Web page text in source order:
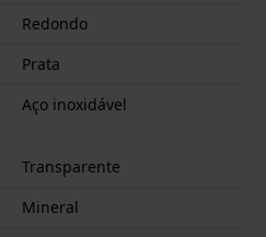
Redondo
Prata
Aço inoxidável
Transparente
Mineral